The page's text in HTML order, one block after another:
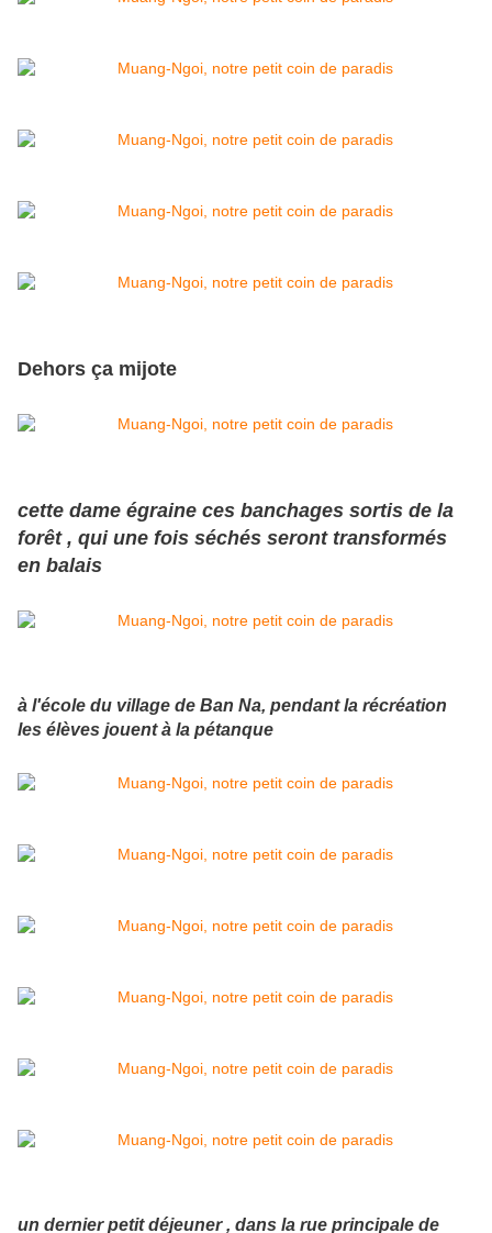
Dehors ça mijote
cette dame égraine ces banchages sortis de la
forêt , qui une fois séchés seront transformés
en balais
à l'école du village de Ban Na, pendant la récréation
les élèves jouent à la pétanque
un dernier petit déjeuner , dans la rue principale de